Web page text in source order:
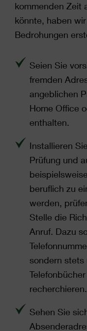
kommenden Zeit
könnte, haben
Bedrohungen
Seien Sie
fremden
angeblichen
Home Office
enthalten.
Installieren
Prüfung und
beruflich zu
werden,
Stelle die
Anruf. Dazu
sondern stets
recherchieren.
Sehen Sie